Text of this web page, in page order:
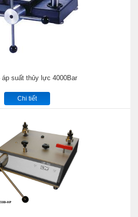
áp suất thủy lực 4000Bar
Chi tiết